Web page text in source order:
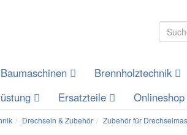
Baumaschinen Brennholztechnik
Ersatzteile Onlineshop
Drechseln & Zubehör Zubehör für